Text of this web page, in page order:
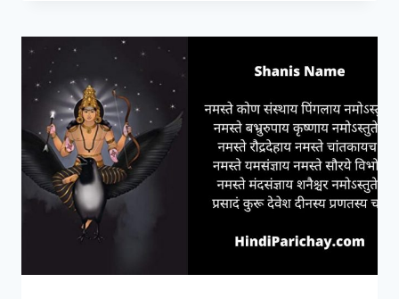
IN
HINDI
जया
किशोरी
जी
के
भजन